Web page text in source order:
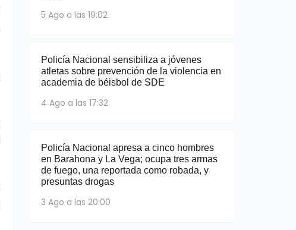
5 Ago a las 19:02
Policía Nacional sensibiliza a jóvenes
atletas sobre prevención de la violencia en
academia de béisbol de SDE
4 Ago a las 17:32
Policía Nacional apresa a cinco hombres
en Barahona y La Vega; ocupa tres armas
de fuego, una reportada como robada, y
presuntas drogas
3 Ago a las 20:00